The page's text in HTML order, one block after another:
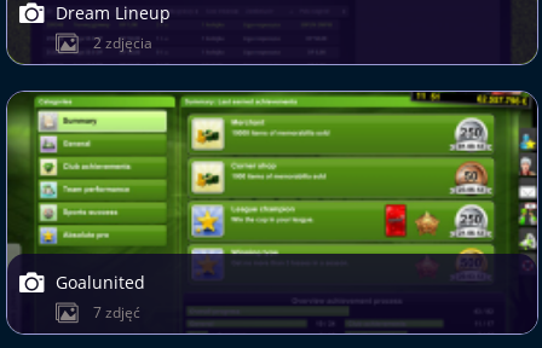
Dream Lineup
2 zdjęcia
Goalunited
7 zdjęć